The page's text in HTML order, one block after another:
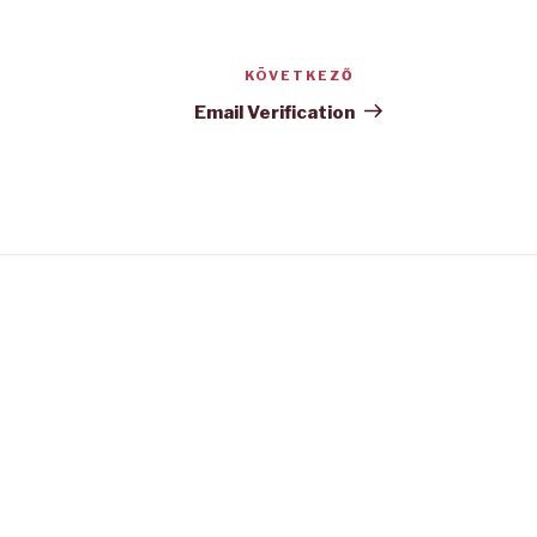
bejegyzés
KÖVETKEZŐ
Email Verification